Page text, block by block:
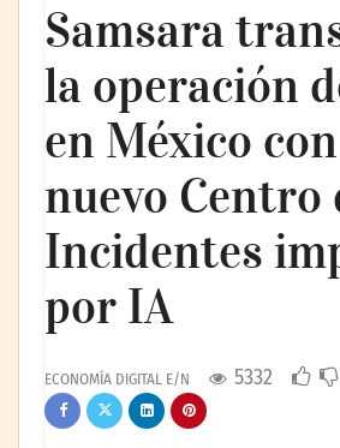
Samsara
la operación
en México
nuevo Centro
Incidentes
por IA
ECONOMÍA DIGITAL E/N 5332